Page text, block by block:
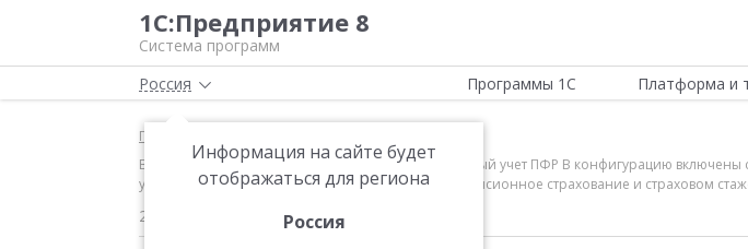
1С:Предприятие 8
Система программ
Россия
Информация на сайте будет
отображаться для региона
Россия
Программы 1С Платформа и
Главная
Версия 1.0.14 Новое в версии Персонифицированный учет ПФР В конфигурацию
уплаченных страховых взносах на обязательное пенсионное страхование и страховом
29.06.2010